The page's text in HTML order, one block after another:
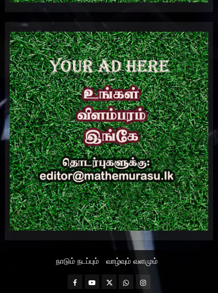
நாடும் நடப்பும் வாழ்வும் வளமும்
FacebookMathemurasu
TwitterWhatsAppInstagram